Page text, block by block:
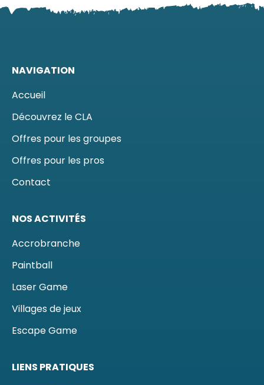
NAVIGATION
Accueil
Découvrez le CLA
Offres pour les groupes
Offres pour les pros
Contact
NOS ACTIVITÉS
Accrobranche
Paintball
Laser Game
Villages de jeux
Escape Game
LIENS PRATIQUES